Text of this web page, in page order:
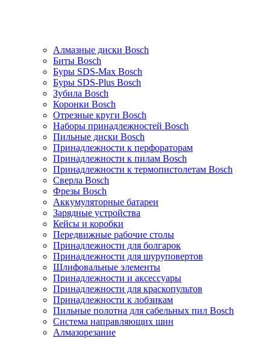
Алмазные диски Bosch
Биты Bosch
Буры SDS-Max Bosch
Буры SDS-Plus Bosch
Зубила Bosch
Коронки Bosch
Отрезные круги Bosch
Наборы принадлежностей Bosch
Пильные диски Bosch
Принадлежности к перфораторам
Принадлежности к пилам Bosch
Принадлежности к термопистолетам Bosch
Сверла Bosch
Фрезы Bosch
Аккумуляторные батареи
Зарядные устройства
Кейсы и коробки
Передвижные рабочие столы
Принадлежности для болгарок
Принадлежности для шуруповертов
Шлифовальные элементы
Принадлежности и аксессуары
Принадлежности для краскопультов
Принадлежности к лобзикам
Пильные полотна для сабельных пил Bosch
Система направляющих шин
Алмазорезание